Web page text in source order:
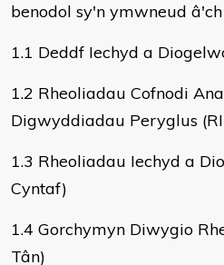
benodol sy'n ymwneud
1.1 Deddf Iechyd a
1.2 Rheoliadau Cofnodi
Digwyddiadau Peryglus
1.3 Rheoliadau Iechyd a
Cyntaf)
1.4 Gorchymyn Diwygio
Tân)